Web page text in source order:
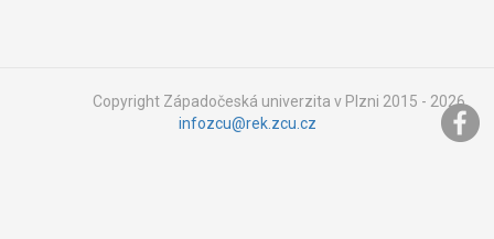
Copyright Západočeská univerzita v Plzni 2015 - 2026,
infozcu@rek.zcu.cz